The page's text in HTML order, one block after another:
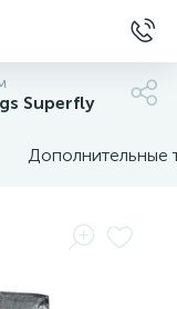
Superfly
Дополнительные